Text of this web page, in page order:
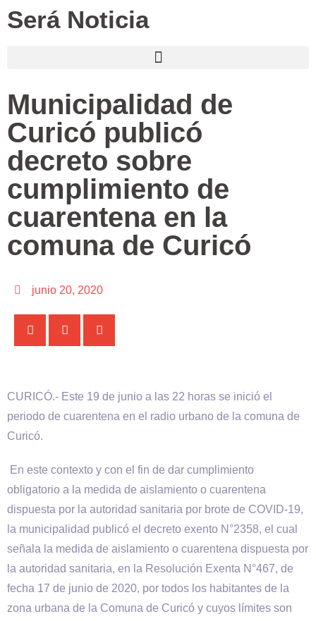
Será Noticia
Municipalidad de
Curicó publicó
decreto sobre
cumplimiento de
cuarentena en la
comuna de Curicó
junio 20, 2020
CURICÓ.- Este 19 de junio a las 22 horas se inició el
periodo de cuarentena en el radio urbano de la comuna de
Curicó.
En este contexto y con el fin de dar cumplimiento
obligatorio a la medida de aislamiento o cuarentena
dispuesta por la autoridad sanitaria por brote de COVID-19,
la municipalidad publicó el decreto exento N°2358, el cual
señala la medida de aislamiento o cuarentena dispuesta por
la autoridad sanitaria, en la Resolución Exenta N°467, de
fecha 17 de junio de 2020, por todos los habitantes de la
zona urbana de la Comuna de Curicó y cuyos límites son